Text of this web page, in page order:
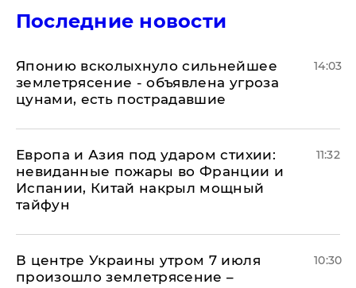
Последние новости
Японию всколыхнуло сильнейшее
землетрясение - объявлена угроза
цунами, есть пострадавшие
14:03
Европа и Азия под ударом стихии:
невиданные пожары во Франции и
Испании, Китай накрыл мощный
тайфун
11:32
В центре Украины утром 7 июля
произошло землетрясение –
10:30